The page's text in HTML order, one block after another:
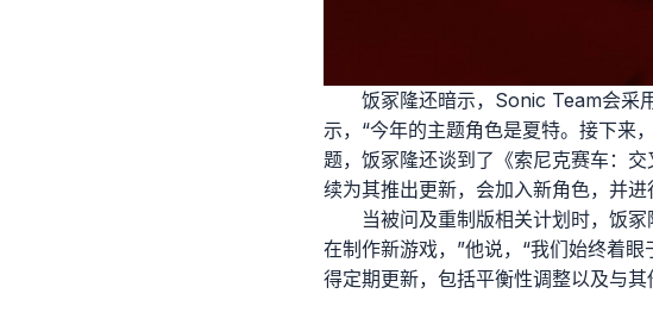
饭冢隆还暗示，Sonic Team会采
示，“今年的主题角色是夏特。接下来
题，饭冢隆还谈到了《索尼克赛车：
续为其推出更新，会加入新角色，并
当被问及重制版相关计划时，饭
在制作新游戏，”他说，“我们始终着
得定期更新，包括平衡性调整以及与其